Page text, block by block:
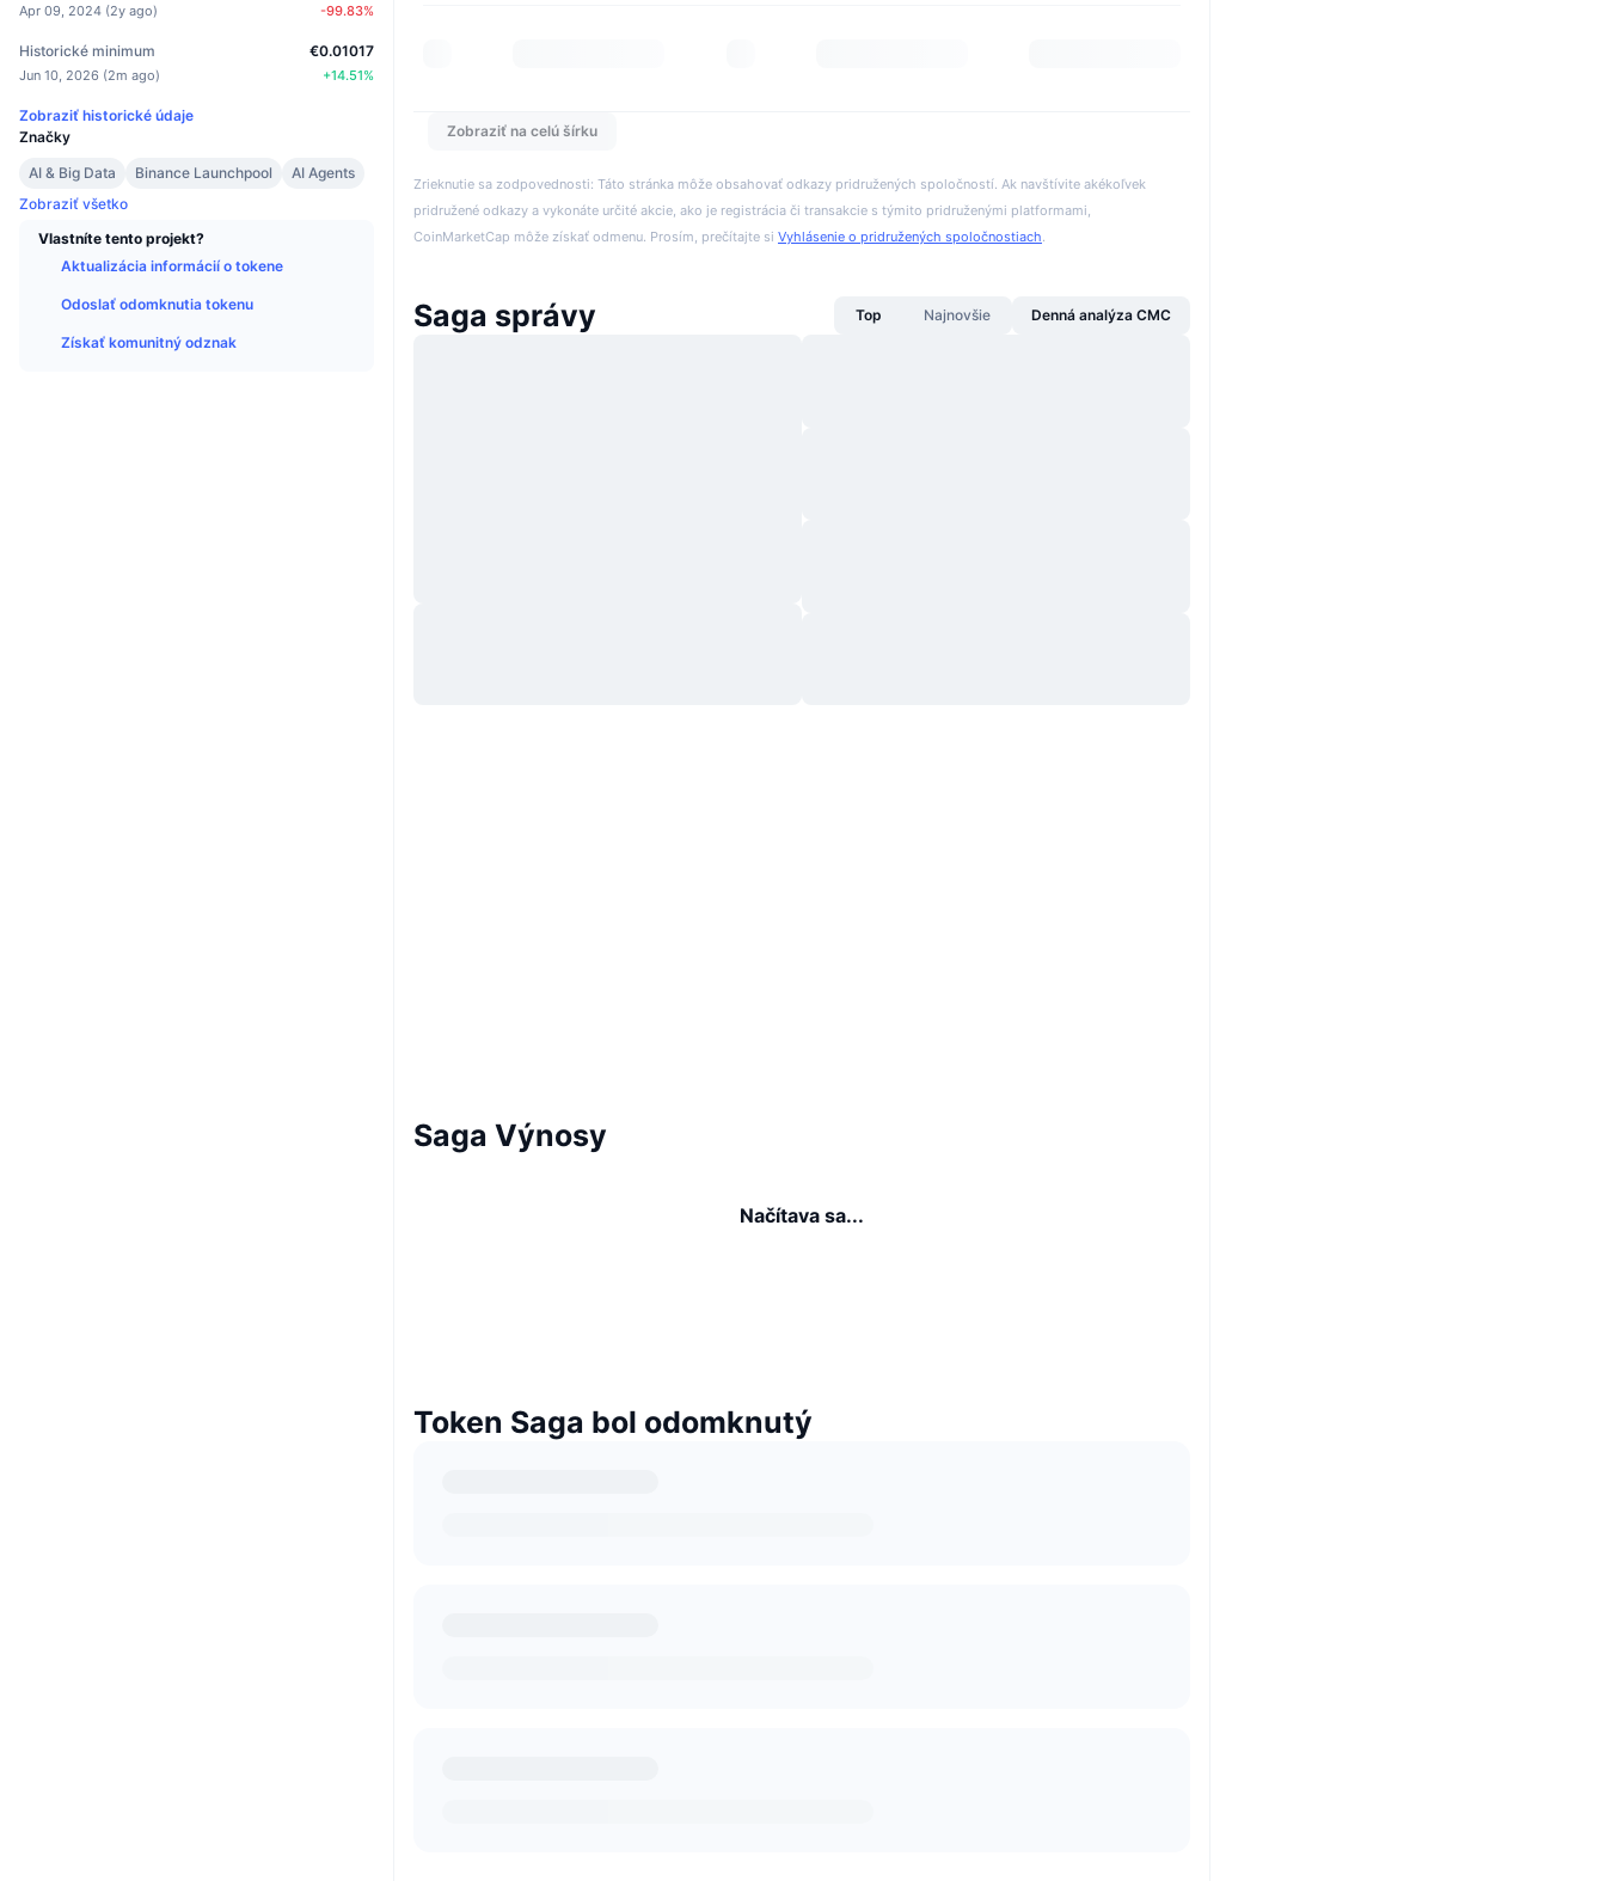
Apr 09, 2024 (2y ago) -99.83%
Historické minimum
Jun 10, 2026 (2m ago)
€0.01017
+14.51%
Zobraziť historické údaje
Značky
AI & Big Data
Binance Launchpool
AI Agents
Zobraziť všetko
Vlastníte tento projekt?
Aktualizácia informácií o tokene
Odoslať odomknutia tokenu
Získať komunitný odznak
Zobraziť na celú šírku
Zrieknutie sa zodpovednosti: Táto stránka môže obsahovať odkazy pridružených spoločností. Ak navštívite akékoľvek
pridružené odkazy a vykonáte určité akcie, ako je registrácia či transakcie s týmito pridruženými platformami,
CoinMarketCap môže získať odmenu. Prosím, prečítajte si Vyhlásenie o pridružených spoločnostiach.
Saga správy Top Najnovšie Denná analýza CMC
Saga Výnosy
Načítava sa...
Token Saga bol odomknutý